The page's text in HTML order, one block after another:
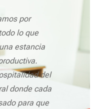
por
lo que
estancia
del
donde cada
para que